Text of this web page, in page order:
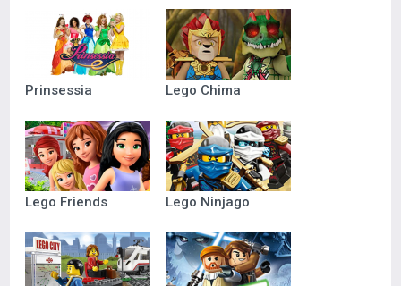
Prinsessia Lego Chima
Lego Friends Lego Ninjago